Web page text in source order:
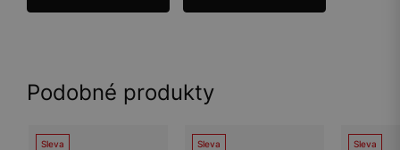
Podobné produkty
Sleva Sleva Sleva